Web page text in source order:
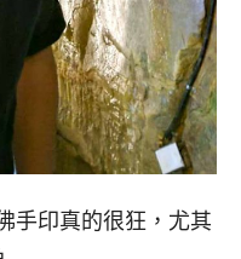
手印真的很狂，尤其